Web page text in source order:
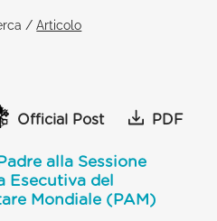
/Articolo
Official Post PDF
alla Sessione
Esecutiva del
Mondiale (PAM)